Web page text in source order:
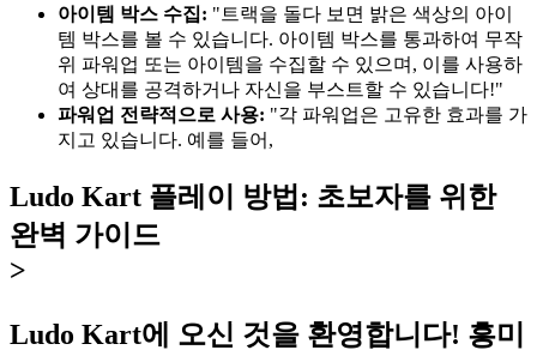
아이템 박스 수집: "트랙을 돌다 보면 밝은 색상의 아이
템 박스를 볼 수 있습니다. 아이템 박스를 통과하여 무작
위 파워업 또는 아이템을 수집할 수 있으며, 이를 사용하
여 상대를 공격하거나 자신을 부스트할 수 있습니다!"
파워업 전략적으로 사용: "각 파워업은 고유한 효과를 가
지고 있습니다. 예를 들어,
Ludo Kart 플레이 방법: 초보자를 위한
완벽 가이드
>
Ludo Kart에 오신 것을 환영합니다! 흥미